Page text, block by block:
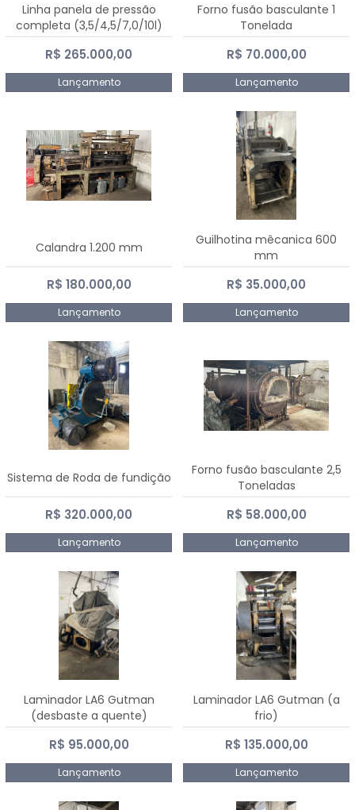
Linha panela de pressão
completa (3,5/4,5/7,0/10l)
R$ 265.000,00
Lançamento
Forno fusão basculante 1
Tonelada
R$ 70.000,00
Lançamento
Calandra 1.200 mm
R$ 180.000,00
Lançamento
Guilhotina mêcanica 600
mm
R$ 35.000,00
Lançamento
Sistema de Roda de fundição
R$ 320.000,00
Lançamento
Forno fusão basculante 2,5
Toneladas
R$ 58.000,00
Lançamento
Laminador LA6 Gutman
(desbaste a quente)
R$ 95.000,00
Lançamento
Laminador LA6 Gutman (a
frio)
R$ 135.000,00
Lançamento